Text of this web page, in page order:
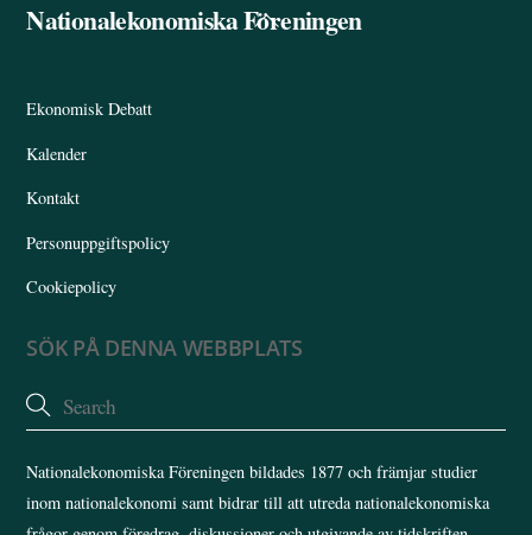
Back
Nationalekonomiska Föreningen
Ekonomisk Debatt
Kalender
Kontakt
Personuppgiftspolicy
Cookiepolicy
SÖK PÅ DENNA WEBBPLATS
Nationalekonomiska Föreningen bildades 1877 och främjar studier
inom nationalekonomi samt bidrar till att utreda nationalekonomiska